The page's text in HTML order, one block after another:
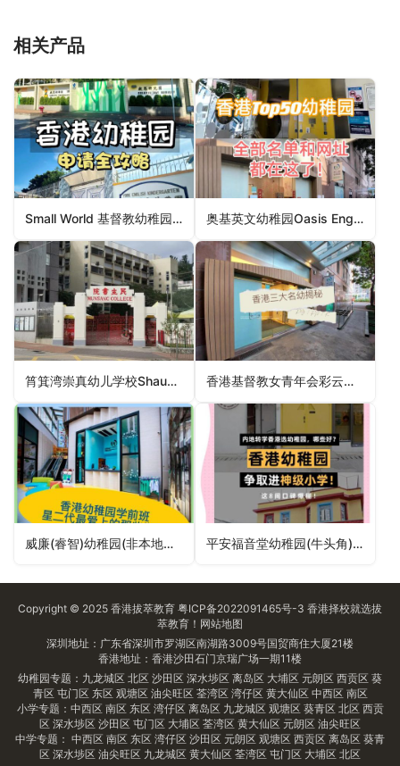
相关产品
Small World 基督教幼稚园Small World Christian Kindergarten（中西区幼稚园） 奥基英文幼稚园Oasis English Kindergarten（深水埗区幼稚园）
筲箕湾崇真幼儿学校Shaukeiwan Tsung Tsin Nursery School（东区幼稚园） 香港基督教女青年会彩云幼儿学校HKYWCA Choi Wan Nursery School（黄大仙区幼稚园）
威廉(睿智)幼稚园(非本地课程)William (Smart) Kindergarten (Non-Local Stream)（九龙城区幼稚园） 平安福音堂幼稚园(牛头角)Peace Evangelical Centre Kindergarten (Ngau Tau Kok)（观塘区幼稚园）
Copyright © 2025 香港拔萃教育 粤ICP备2022091465号-3 香港择校就选拔
萃教育！ 网站地图
深圳地址：广东省深圳市罗湖区南湖路3009号国贸商住大厦21楼
香港地址：香港沙田石门京瑞广场一期11楼
幼稚园专题： 九龙城区 北区 沙田区 深水埗区 离岛区 大埔区 元朗区 西贡区 葵
青区 屯门区 东区 观塘区 油尖旺区 荃湾区 湾仔区 黄大仙区 中西区 南区
小学专题： 中西区 南区 东区 湾仔区 离岛区 九龙城区 观塘区 葵青区 北区 西贡
区 深水埗区 沙田区 屯门区 大埔区 荃湾区 黄大仙区 元朗区 油尖旺区
中学专题： 中西区 南区 东区 湾仔区 沙田区 元朗区 观塘区 西贡区 离岛区 葵青
区 深水埗区 油尖旺区 九龙城区 黄大仙区 荃湾区 屯门区 大埔区 北区